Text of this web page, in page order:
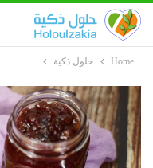
Home حلول ذكية